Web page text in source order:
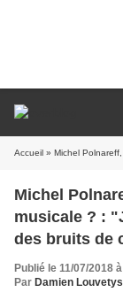
Accueil » Michel Polnareff, un nouvel
Michel
musicale ? :
des bruits de
modèles"
Publié le 11/07/2018
Par Damien